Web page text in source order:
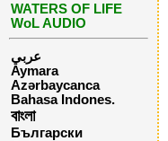
WATERS OF LIFE
WoL AUDIO
عربي
Aymara
Azərbaycanca
Bahasa Indones.
বাংলা
Български